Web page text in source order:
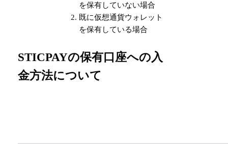
を保有していない場合
既に仮想通貨ウォレット
を保有している場合
STICPAYの保有口座への入
金方法について